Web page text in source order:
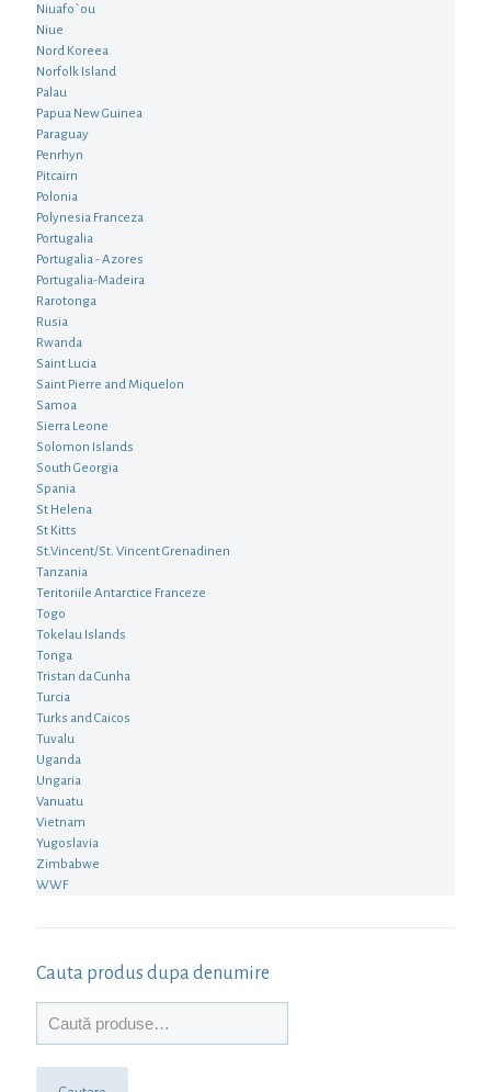
Niuafo`ou
Niue
Nord Koreea
Norfolk Island
Palau
Papua New Guinea
Paraguay
Penrhyn
Pitcairn
Polonia
Polynesia Franceza
Portugalia
Portugalia - Azores
Portugalia-Madeira
Rarotonga
Rusia
Rwanda
Saint Lucia
Saint Pierre and Miquelon
Samoa
Sierra Leone
Solomon Islands
South Georgia
Spania
St Helena
St Kitts
St.Vincent/St. Vincent Grenadinen
Tanzania
Teritoriile Antarctice Franceze
Togo
Tokelau Islands
Tonga
Tristan da Cunha
Turcia
Turks and Caicos
Tuvalu
Uganda
Ungaria
Vanuatu
Vietnam
Yugoslavia
Zimbabwe
WWF
Cauta produs dupa denumire
după: